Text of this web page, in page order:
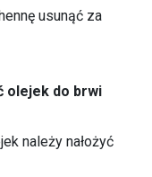
usunąć za
olejek do brwi
należy nałożyć